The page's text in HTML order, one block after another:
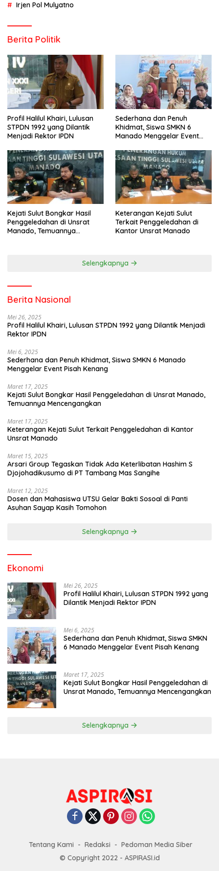
Irjen Pol Mulyatno
Berita Politik
Profil Halilul Khairi, Lulusan
STPDN 1992 yang Dilantik
Menjadi Rektor IPDN
Sederhana dan Penuh
Khidmat, Siswa SMKN 6
Manado Menggelar Event
Kejati Sulut Bongkar Hasil
Penggeledahan di Unsrat
Manado, Temuannya
Keterangan Kejati Sulut
Terkait Penggeledahan di
Kantor Unsrat Manado
Selengkapnya
Berita Nasional
Mei 26, 2025
Profil Halilul Khairi, Lulusan STPDN 1992 yang Dilantik Menjadi
Rektor IPDN
Mei 6, 2025
Sederhana dan Penuh Khidmat, Siswa SMKN 6 Manado
Menggelar Event Pisah Kenang
Maret 17, 2025
Kejati Sulut Bongkar Hasil Penggeledahan di Unsrat Manado,
Temuannya Mencengangkan
Maret 17, 2025
Keterangan Kejati Sulut Terkait Penggeledahan di Kantor
Unsrat Manado
Maret 15, 2025
Arsari Group Tegaskan Tidak Ada Keterlibatan Hashim S
Djojohadikusumo di PT Tambang Mas Sangihe
Maret 12, 2025
Dosen dan Mahasiswa UTSU Gelar Bakti Sosoal di Panti
Asuhan Sayap Kasih Tomohon
Selengkapnya
Ekonomi
Mei 26, 2025
Profil Halilul Khairi, Lulusan STPDN 1992 yang
Dilantik Menjadi Rektor IPDN
Mei 6, 2025
Sederhana dan Penuh Khidmat, Siswa SMKN
6 Manado Menggelar Event Pisah Kenang
Maret 17, 2025
Kejati Sulut Bongkar Hasil Penggeledahan di
Unsrat Manado, Temuannya Mencengangkan
Selengkapnya
Tentang Kami Redaksi
Pedoman Media Siber
© Copyright 2022 - ASPIRASI.id